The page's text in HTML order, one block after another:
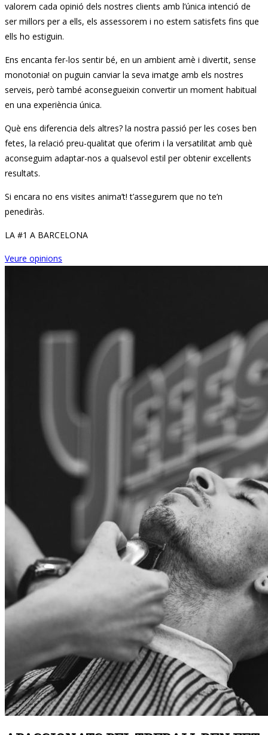
valorem cada opinió dels nostres clients amb l’única intenció de
ser millors per a ells, els assessorem i no estem satisfets fins que
ells ho estiguin.
Ens encanta fer-los sentir bé, en un ambient amè i divertit, sense
monotonia! on puguin canviar la seva imatge amb els nostres
serveis, però també aconsegueixin convertir un moment habitual
en una experiència única.
Què ens diferencia dels altres? la nostra passió per les coses ben
fetes, la relació preu-qualitat que oferim i la versatilitat amb què
aconseguim adaptar-nos a qualsevol estil per obtenir excel·lents
resultats.
Si encara no ens visites anima’t! t’assegurem que no te’n
penediràs.
LA #1 A BARCELONA
Veure opinions